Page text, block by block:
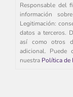
Responsable del
información
Legitimación:
datos a terceros.
así como otros
adicional. Puede
nuestra Política de